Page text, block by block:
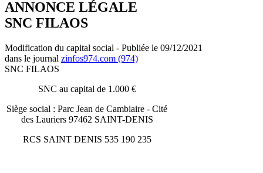
ANNONCE LÉGALE
SNC FILAOS
Modification du capital social - Publiée le 09/12/2021
dans le journal zinfos974.com (974)
SNC FILAOS
SNC au capital de 1.000 €
Siège social : Parc Jean de Cambiaire - Cité
des Lauriers 97462 SAINT-DENIS
RCS SAINT DENIS 535 190 235